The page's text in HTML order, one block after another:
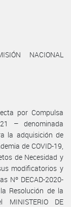
NACIONAL
por Compulsa
– denominada
la adquisición de
de COVID-19,
de Necesidad y
modificatorios y
Nº DECAD-2020-
Resolución de la
MINISTERIO DE